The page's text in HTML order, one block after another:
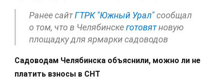
Ранее сайтГТРК "Южный Урал"сообщал
о том, что в Челябинскеготовятновую
площадку для ярмарки садоводов
Садоводам Челябинска объяснили, можно ли не
платить взносы в СНТ